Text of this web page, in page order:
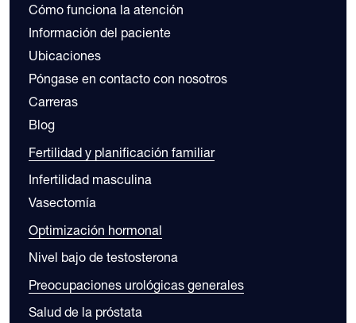
Cómo funciona la atención
Información del paciente
Ubicaciones
Póngase en contacto con nosotros
Carreras
Blog
Fertilidad y planificación familiar
Infertilidad masculina
Vasectomía
Optimización hormonal
Nivel bajo de testosterona
Preocupaciones urológicas generales
Salud de la próstata